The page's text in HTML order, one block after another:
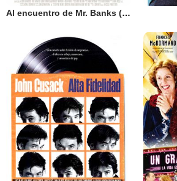
Al encuentro de Mr. Banks (Saving Mr. Banks)